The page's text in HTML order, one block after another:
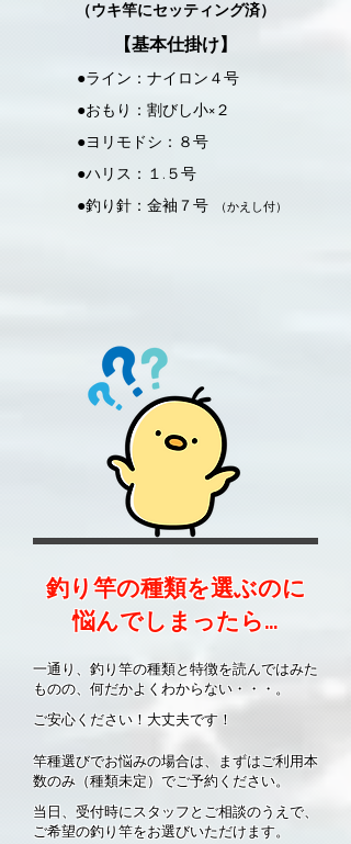
（ウキ竿にセッティング済）
【基本仕掛け】
●ライン：ナイロン４号
●おもり：割びし小×２
●ヨリモドシ：８号
●ハリス：１.５号
●釣り針：金袖７号
（かえし付）
​釣り竿の種類を選ぶのに
悩んでしまったら…
一通り、釣り竿の種類と特徴を読んではみた
ものの、何だかよくわからない・・・。
ご安心ください！大丈夫です！
竿種選びでお悩みの場合は、まずはご利用本
数のみ（種類未定）でご予約ください。
当日、受付時にスタッフとご相談のうえで、
ご希望の釣り竿をお選びいただけます。